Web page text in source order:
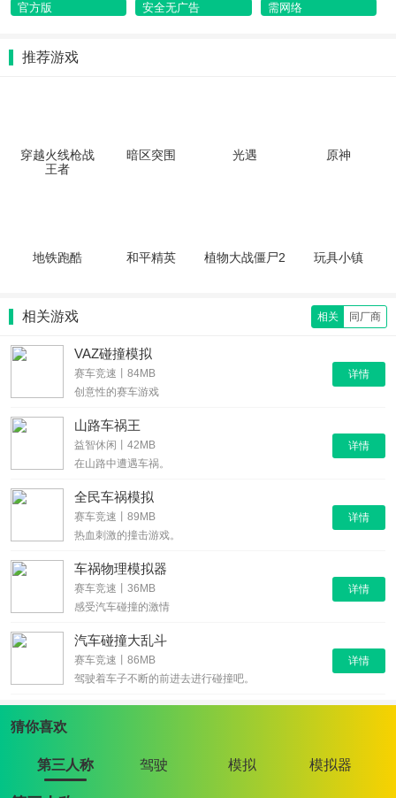
官方版 安全无广告 需网络
推荐游戏
穿越火线枪战
王者
暗区突围 光遇 原神
地铁跑酷 和平精英 植物大战僵尸2 玩具小镇
相关游戏 相关 同厂商
详情
VAZ碰撞模拟
赛车竞速丨84MB
创意性的赛车游戏
详情
山路车祸王
益智休闲丨42MB
在山路中遭遇车祸。
详情
全民车祸模拟
赛车竞速丨89MB
热血刺激的撞击游戏。
详情
车祸物理模拟器
赛车竞速丨36MB
感受汽车碰撞的激情
详情
汽车碰撞大乱斗
赛车竞速丨86MB
驾驶着车子不断的前进去进行碰撞吧。
猜你喜欢
第三人称 驾驶 模拟 模拟器